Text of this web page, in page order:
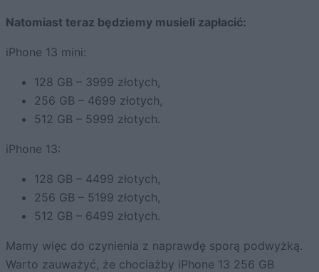
Natomiast teraz będziemy musieli zapłacić:
iPhone 13 mini:
128 GB – 3999 złotych,
256 GB – 4699 złotych,
512 GB – 5999 złotych.
iPhone 13:
128 GB – 4499 złotych,
256 GB – 5199 złotych,
512 GB – 6499 złotych.
Mamy więc do czynienia z naprawdę sporą podwyżką.
Warto zauważyć, że chociażby iPhone 13 256 GB